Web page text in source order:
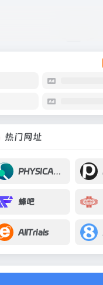
热门网址
PHYSICAL REVIEW A
蜂吧
AllTrials